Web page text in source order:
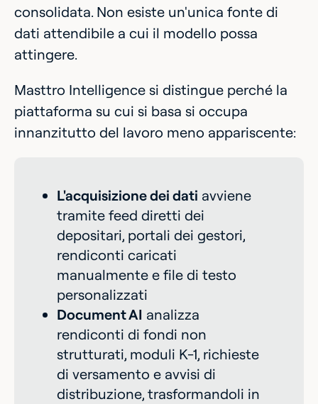
consolidata. Non esiste un'unica fonte di
dati attendibile a cui il modello possa
attingere.
Masttro Intelligence si distingue perché la
piattaforma su cui si basa si occupa
innanzitutto del lavoro meno appariscente:
L'acquisizione dei dati avviene
tramite feed diretti dei
depositari, portali dei gestori,
rendiconti caricati
manualmente e file di testo
personalizzati
Document AI analizza
rendiconti di fondi non
strutturati, moduli K-1, richieste
di versamento e avvisi di
distribuzione, trasformandoli in